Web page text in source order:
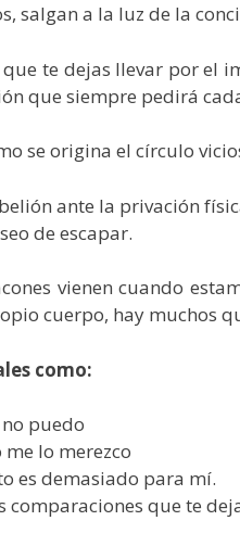
salgan a la luz de la
que te dejas llevar por el
que siempre pedirá
se origina el círculo
ante la privación
de escapar.
vienen cuando
cuerpo, hay muchos
como:
no puedo
me lo merezco
es demasiado para mí.
comparaciones que te